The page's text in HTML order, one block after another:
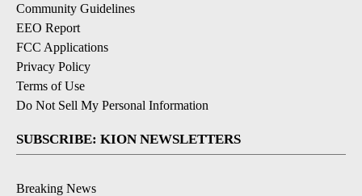
Community Guidelines
EEO Report
FCC Applications
Privacy Policy
Terms of Use
Do Not Sell My Personal Information
SUBSCRIBE: KION NEWSLETTERS
Breaking News